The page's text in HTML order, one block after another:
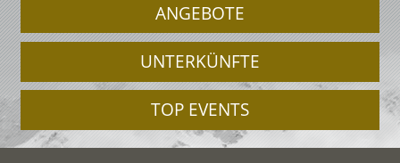
ANGEBOTE
UNTERKÜNFTE
TOP EVENTS